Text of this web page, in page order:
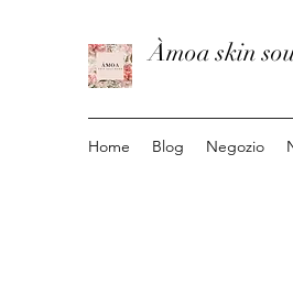
Àmoa skin
Home Blog Negozio